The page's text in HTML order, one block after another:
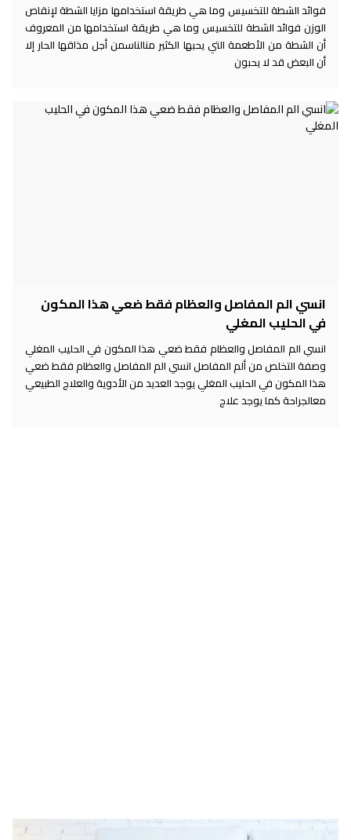
فوائد الشطة للتخسيس وما هي طريقة استخدامها مزايا الشطة لإنقاص
الوزن فوائد الشطة للتخسيس وما هي طريقة استخدامها من المعروف
أن الشطة من الأطعمة التي يحبها الكثير منالناسمن أجل مذاقها الحار إلا
أن البعض قد لا يحبون
انسي الم المفاصل والعظام فقط ضعي هذا المكون
في الحليب المغلي
انسي الم المفاصل والعظام فقط ضعي هذا المكون في الحليب المغلي
وصفة التخلص من ألم المفاصل انسي الم المفاصل والعظام فقط ضعي
هذا المكون في الحليب المغلي يوجد العديد من الأدوية والعلاج الطبيعي
معالجراحة كما يوجد علاج